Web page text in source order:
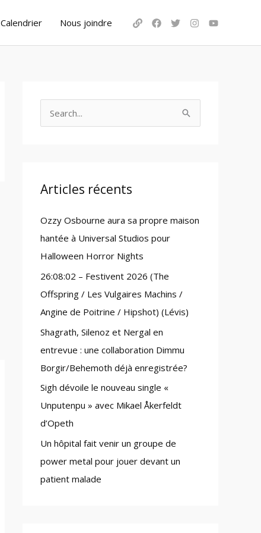
Calendrier Nous joindre
c
f
o
r
:
Articles récents
Ozzy Osbourne aura sa propre maison
hantée à Universal Studios pour
Halloween Horror Nights
26:08:02 – Festivent 2026 (The
Offspring / Les Vulgaires Machins /
Angine de Poitrine / Hipshot) (Lévis)
Shagrath, Silenoz et Nergal en
entrevue : une collaboration Dimmu
Borgir/Behemoth déjà enregistrée?
Sigh dévoile le nouveau single «
Unputenpu » avec Mikael Åkerfeldt
d’Opeth
Un hôpital fait venir un groupe de
power metal pour jouer devant un
patient malade